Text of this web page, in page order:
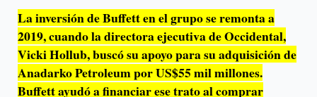
La inversión de Buffett en el grupo se remonta a
2019, cuando la directora ejecutiva de Occidental,
Vicki Hollub, buscó su apoyo para su adquisición de
Anadarko Petroleum por US$55 mil millones.
Buffett ayudó a financiar ese trato al comprar